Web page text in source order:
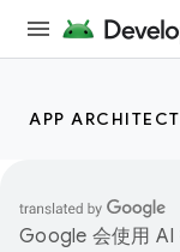
APP
Google 会使用 AI